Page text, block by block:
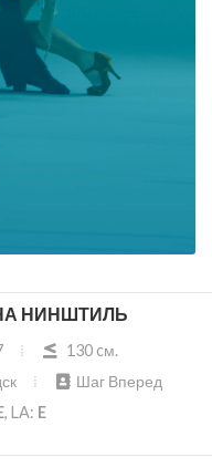
НИНШТИЛЬ
130 cм.
Шаг Вперед
, LA: E